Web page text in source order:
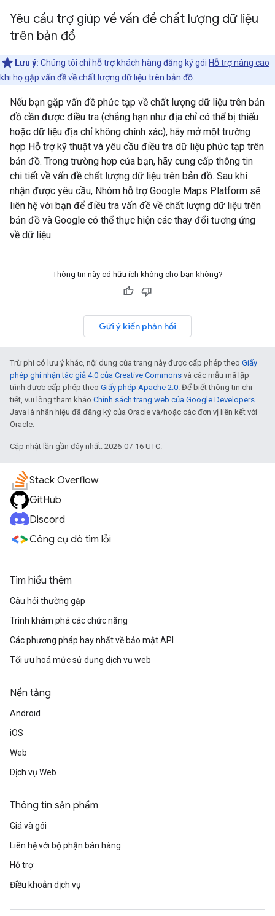
Yêu cầu trợ giúp về vấn đề chất lượng dữ liệu
trên bản đồ
Lưu ý: Chúng tôi chỉ hỗ trợ khách hàng đăng ký gói Hỗ trợ nâng cao
khi họ gặp vấn đề về chất lượng dữ liệu trên bản đồ.
Nếu bạn gặp vấn đề phức tạp về chất lượng dữ liệu trên bản
đồ cần được điều tra (chẳng hạn như địa chỉ có thể bị thiếu
hoặc dữ liệu địa chỉ không chính xác), hãy mở một trường
hợp Hỗ trợ kỹ thuật và yêu cầu điều tra dữ liệu phức tạp trên
bản đồ. Trong trường hợp của bạn, hãy cung cấp thông tin
chi tiết về vấn đề chất lượng dữ liệu trên bản đồ. Sau khi
nhận được yêu cầu, Nhóm hỗ trợ Google Maps Platform sẽ
liên hệ với bạn để điều tra vấn đề về chất lượng dữ liệu trên
bản đồ và Google có thể thực hiện các thay đổi tương ứng
về dữ liệu.
Thông tin này có hữu ích không cho bạn không?
Gửi ý kiến phản hồi
Trừ phi có lưu ý khác, nội dung của trang này được cấp phép theo Giấy
phép ghi nhận tác giả 4.0 của Creative Commons và các mẫu mã lập
trình được cấp phép theo Giấy phép Apache 2.0 . Để biết thông tin chi
tiết, vui lòng tham khảo Chính sách trang web của Google Developers
Java là nhãn hiệu đã đăng ký của Oracle và/hoặc các đơn vị liên kết với
Oracle.
Cập nhật lần gần đây nhất: 2026-07-16 UTC.
Stack Overflow
GitHub
Discord
Công cụ dò tìm lỗi
Tìm hiểu thêm
Câu hỏi thường gặp
Trình khám phá các chức năng
Các phương pháp hay nhất về bảo mật API
Tối ưu hoá mức sử dụng dịch vụ web
Nền tảng
Android
iOS
Web
Dịch vụ Web
Thông tin sản phẩm
Giá và gói
Liên hệ với bộ phận bán hàng
Hỗ trợ
Điều khoản dịch vụ